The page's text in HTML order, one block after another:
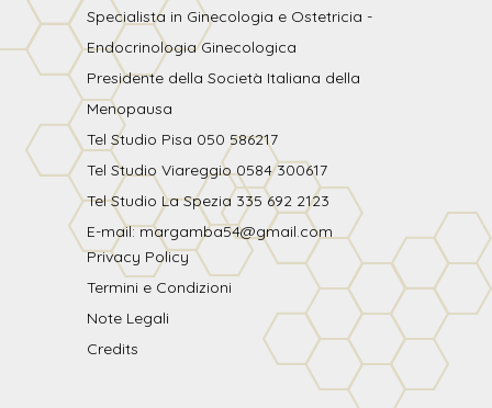
Specialista in Ginecologia e Ostetricia -
Endocrinologia Ginecologica
Presidente della Società Italiana della
Menopausa
Tel Studio Pisa 050 586217
Tel Studio Viareggio 0584 300617
Tel Studio La Spezia 335 692 2123
E-mail: margamba54@gmail.com
Privacy Policy
Termini e Condizioni
Note Legali
Credits